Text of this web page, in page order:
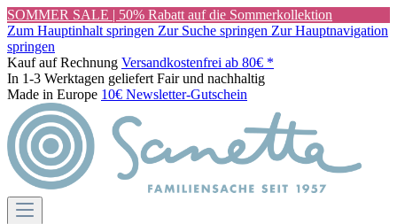
SOMMER SALE | 50% Rabatt auf die Sommerkollektion
Zum Hauptinhalt springen Zur Suche springen Zur Hauptnavigation
springen
Kauf auf Rechnung Versandkostenfrei ab 80€ *
In 1-3 Werktagen geliefert Fair und nachhaltig
Made in Europe 10€ Newsletter-Gutschein